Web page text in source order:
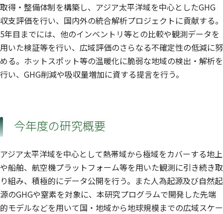
取得・整備体制を構築し、アジア太平洋域を中心としたGHG
収支評価を行い、国内外の統合解析プロジェクトに貢献する。
5年目までには、他のインベントリ等との比較や観測データを
用いた検証等を行い、広域評価のさらなる不確定性の低減に努
める。ホットスポット等の温暖化に脆弱な地域の検出・解析を
行い、GHG削減や吸収量増加に資する提言を行う。
今年度の研究概要
アジア太平洋域を中心として熱帯域から極域をカバーする地上
や船舶、航空機プラットフォーム等を用いた観測に引き続き取
り組み、積極的にデータ公開を行う。また人為起源及び自然起
源のGHGや窒素を対象に、本研究プログラムで開発した先端
的モデルなどを用いて国・地域から地球規模までの広域スケー